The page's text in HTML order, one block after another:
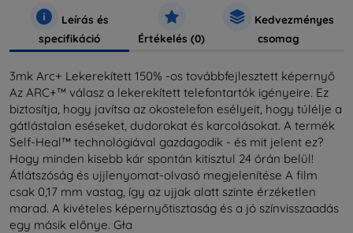
Leírás és
specifikáció
Értékelés (0)
Kedvezményes
csomag
3mk Arc+ Lekerekített 150% -os továbbfejlesztett képernyő
Az ARC+™ válasz a lekerekített telefontartók igényeire. Ez
biztosítja, hogy javítsa az okostelefon esélyeit, hogy túlélje a
gátlástalan eséseket, dudorokat és karcolásokat. A termék
Self-Heal™ technológiával gazdagodik - és mit jelent ez?
Hogy minden kisebb kár spontán kitisztul 24 órán belül!
Átlátszóság és ujjlenyomat-olvasó megjelenítése A film
csak 0,17 mm vastag, így az ujjak alatt szinte érzéketlen
marad. A kivételes képernyőtisztaság és a jó színvisszaadás
egy másik előnye. Gła